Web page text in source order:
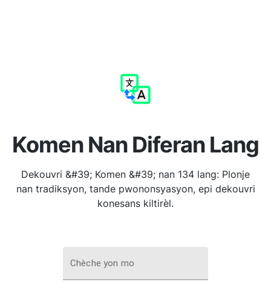
Komen Nan Diferan Lang
Dekouvri &#39; Komen &#39; nan 134 lang: Plonje
nan tradiksyon, tande pwononsyasyon, epi dekouvri
konesans kiltirèl.
Chèche yon mo